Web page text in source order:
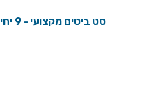
סט ביטים מקצועי - 9 יחידות - WERA 8700-9/BTZ